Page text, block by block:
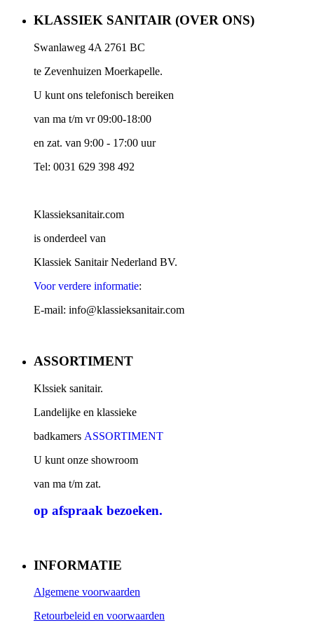
KLASSIEK SANITAIR (OVER ONS)
Swanlaweg 4A 2761 BC
te Zevenhuizen Moerkapelle.
U kunt ons telefonisch bereiken
van ma t/m vr 09:00-18:00
en zat. van 9:00 - 17:00 uur
Tel: 0031 629 398 492
Klassieksanitair.com
is onderdeel van
Klassiek Sanitair Nederland BV.
Voor verdere informatie:
E-mail: info@klassieksanitair.com
ASSORTIMENT
Klssiek sanitair.
Landelijke en klassieke
badkamers ASSORTIMENT
U kunt onze showroom
van ma t/m zat.
op afspraak bezoeken.
INFORMATIE
Algemene voorwaarden
Retourbeleid en voorwaarden